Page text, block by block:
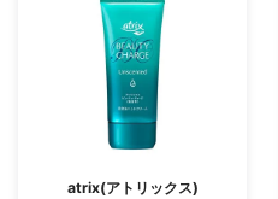
atrix(アトリックス)